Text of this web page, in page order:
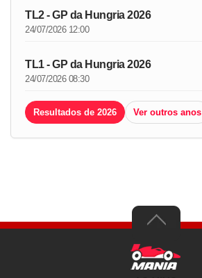
TL2 - GP da Hungria 2026
24/07/2026 12:00
TL1 - GP da Hungria 2026
24/07/2026 08:30
Resultados de 2026 Ver outros anos